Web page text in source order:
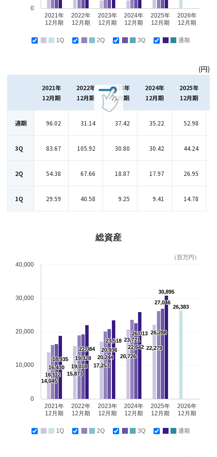
2021年
12月期
2022年
12月期
2023年
12月期
2024年
12月期
2025年
12月期
2026年
12月期
0
1Q 2Q 3Q 通期
(円)
2021年
12月期
2022年
12月期
2023年
12月期
2024年
12月期
2025年
12月期
通期 96.02 31.14 37.42 35.22 52.98
3Q 83.67 105.92 30.80 30.42 44.24
2Q 54.38 67.66 18.87 17.97 26.95
1Q 29.59 40.58 9.25 9.41 14.78
総資産
2021年
12月期
2022年
12月期
2023年
12月期
2024年
12月期
2025年
12月期
2026年
12月期
0
10,000
20,000
30,000
40,000
（百万円）
14,045
15,873
17,253
20,726
22,279
26,383
16,112
19,018
20,244
23,721
26,288
16,430
19,328
20,936 22,642
27,046
18,935
22,084
23,518
26,013
30,895
1Q 2Q 3Q 通期